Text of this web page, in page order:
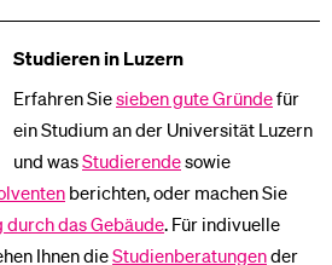
Studieren in Luzern
Erfahren Siesieben gute Gründefür
ein Studium an der Universität Luzern
und wasStudierendesowie
berichten, oder machen Sie
das Gebäude. Für indivuelle
Ihnen dieStudienberatungender